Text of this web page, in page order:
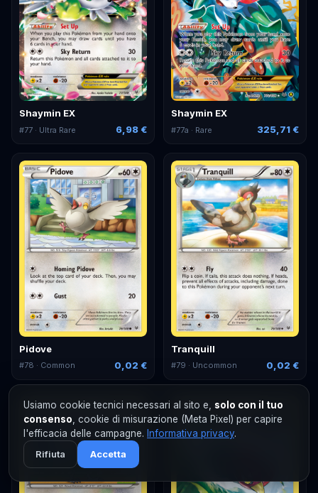
Shaymin EX
#77 · Ultra Rare 6,98 €
Shaymin EX
#77a · Rare 325,71 €
Pidove
#78 · Common 0,02 €
Tranquill
#79 · Uncommon 0,02 €
Usiamo cookie tecnici necessari al sito e, solo con il tuo
consenso , cookie di misurazione (Meta Pixel) per capire
l'efficacia delle campagne. Informativa privacy.
Rifiuta
Accetta